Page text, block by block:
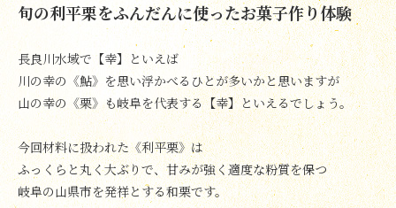
旬の利平栗をふんだんに使ったお菓子作り体験
長良川水域で【幸】といえば
川の幸の《鮎》を思い浮かべるひとが多いかと思いますが
山の幸の《栗》も岐阜を代表する【幸】といえるでしょう。
今回材料に扱われた《利平栗》は
ふっくらと丸く大ぶりで、甘みが強く適度な粉質を保つ
岐阜の山県市を発祥とする和栗です。